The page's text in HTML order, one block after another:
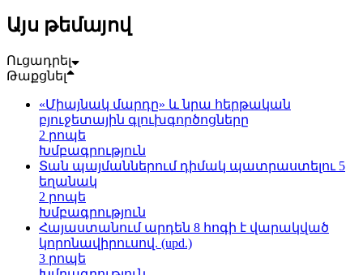
Այս թեմայով
Ուցադրել
Թաքցնել
«Միայնակ մարդը» և նրա հերթական
բյուջետային գլուխգործոցները
2 րոպե
Խմբագրություն
Տան պայմաններում դիմակ պատրաստելու 5
եղանակ
2 րոպե
Խմբագրություն
Հայաստանում արդեն 8 հոգի է վարակված
կորոնավիրուսով. (upd.)
3 րոպե